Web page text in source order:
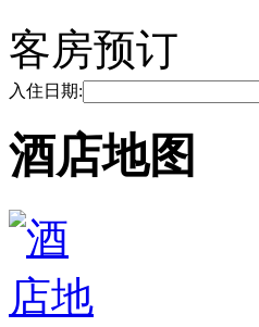
客房预订
入住日期:
酒店地图